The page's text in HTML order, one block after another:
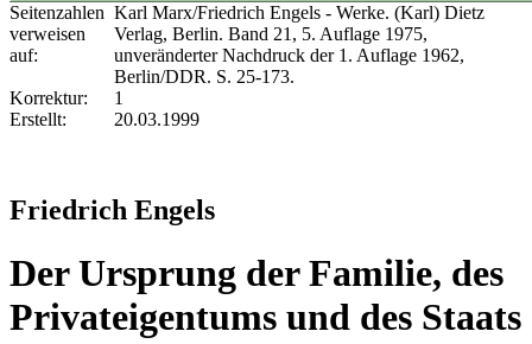
Seitenzahlen
verweisen
auf:
Karl Marx/Friedrich Engels - Werke. (Karl) Dietz
Verlag, Berlin. Band 21, 5. Auflage 1975,
unveränderter Nachdruck der 1. Auflage 1962,
Berlin/DDR. S. 25-173.
Korrektur:
1
Erstellt:
20.03.1999
Friedrich Engels
Der Ursprung der Familie, des
Privateigentums und des Staats